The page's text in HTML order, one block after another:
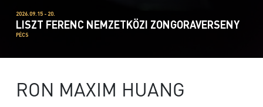
2026.09.15 - 20.
LISZT FERENC NEMZETKÖZI ZONGORAVERSENY
PÉCS
RON MAXIM HUANG